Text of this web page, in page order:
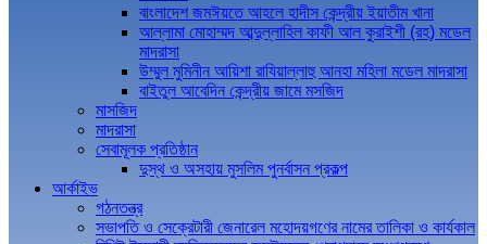
বাংলাদেশ জমঈয়তে আহলে হাদীস কেন্দ্রীয় ইয়াতীম খানা
আল্লামা মোহাম্মদ আব্দুল্লাহিল কাফী আল কুরাইশী (রহ) মডেল
মাদরাসা
উম্মুল মুমিনীন আয়িশা রাযিয়াল্লাহু আনহা মহিলা মডেল মাদরাসা
বাইতুল আবেদিন কেন্দ্রীয় জামে মসজিদ
মাসজিদ
মাদরাসা
সেবামূলক প্রতিষ্ঠান
দুস্থ ও অসহায় মুসলিম পুনর্বাসন প্রকল্প
আর্কাইভ
গঠনতন্ত্র
সভাপতি ও সেক্রেটারী জেনারেল মহোদয়গণের নামের তালিকা ও কার্যকাল